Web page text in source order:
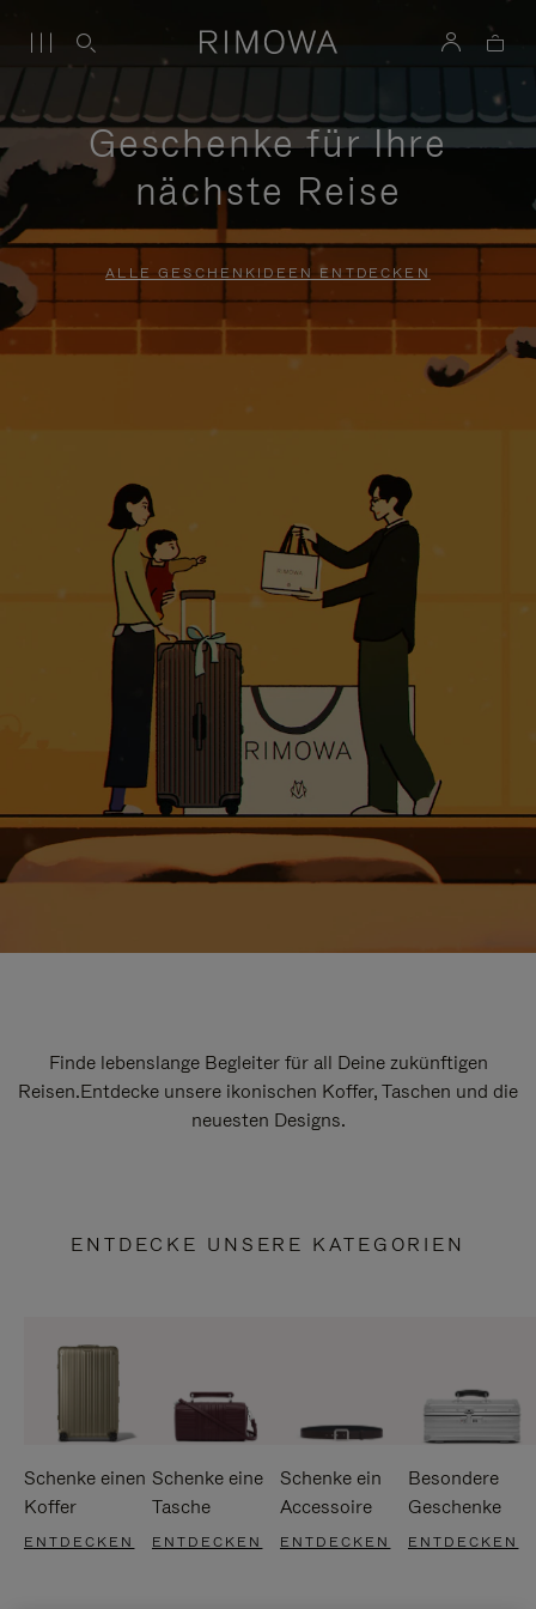
Geschenke für Ihre
nächste Reise
ALLE GESCHENKIDEEN ENTDECKEN
Finde lebenslange Begleiter für all Deine zukünftigen
Reisen.Entdecke unsere ikonischen Koffer, Taschen und die
neuesten Designs.
ENTDECKE UNSERE KATEGORIEN
Schenke einen
Koffer
ENTDECKEN
Schenke eine
Tasche
ENTDECKEN
Schenke ein
Accessoire
ENTDECKEN
Besondere
Geschenke
ENTDECKEN